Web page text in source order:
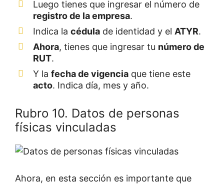
Luego tienes que ingresar el número de
registro de la empresa.
Indica la cédula de identidad y el ATYR.
Ahora, tienes que ingresar tu número de
RUT.
Y la fecha de vigencia que tiene este
acto. Indica día, mes y año.
Rubro 10. Datos de personas
físicas vinculadas
Ahora, en esta sección es importante que